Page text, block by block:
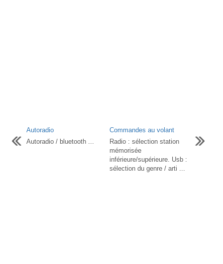
Autoradio
Autoradio / bluetooth ...
Commandes au volant
Radio : sélection station
mémorisée
inférieure/supérieure. Usb :
sélection du genre / arti ...